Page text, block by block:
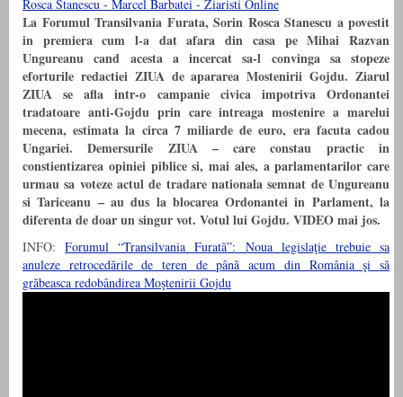
La Forumul Transilvania Furata, Sorin Rosca Stanescu a povestit
in premiera cum l-a dat afara din casa pe Mihai Razvan
Ungureanu cand acesta a incercat sa-l convinga sa stopeze
eforturile redactiei ZIUA de apararea Mostenirii Gojdu. Ziarul
ZIUA se afla intr-o campanie civica impotriva Ordonantei
tradatoare anti-Gojdu prin care intreaga mostenire a marelui
mecena, estimata la circa 7 miliarde de euro, era facuta cadou
Ungariei. Demersurile ZIUA – care constau practic in
constientizarea opiniei piblice si, mai ales, a parlamentarilor care
urmau sa voteze actul de tradare nationala semnat de Ungureanu
si Tariceanu – au dus la blocarea Ordonantei in Parlament, la
diferenta de doar un singur vot. Votul lui Gojdu. VIDEO mai jos.
INFO:Forumul “Transilvania Furată”: Noua legislaţie trebuie sa
anuleze retrocedările de teren de până acum din România şi să
grăbeasca redobândirea Moştenirii Gojdu